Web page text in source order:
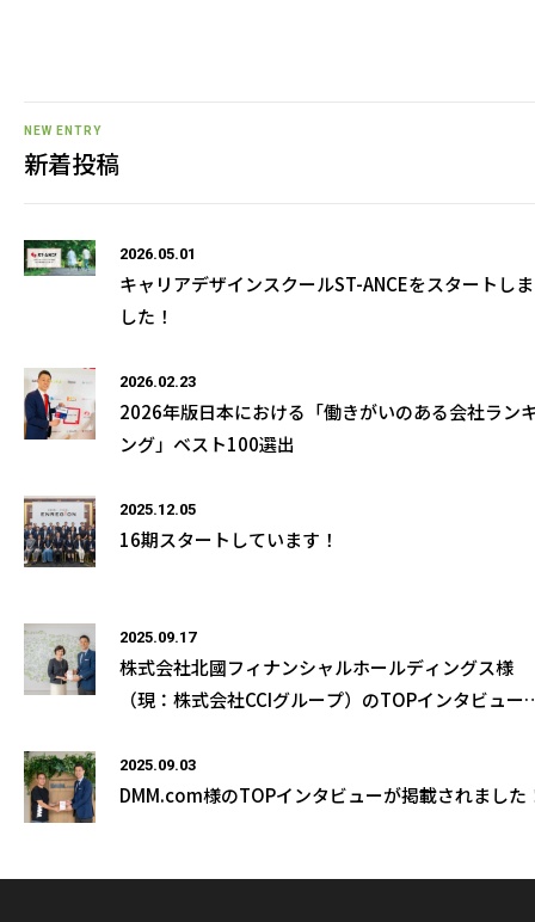
NEW ENTRY
新着投稿
2026.05.01
キャリアデザインスクールST-ANCEをスタートしま
した！
2026.02.23
2026年版日本における「働きがいのある会社ラン
ング」ベスト100選出
2025.12.05
16期スタートしています！
2025.09.17
株式会社北國フィナンシャルホールディングス様
（現：株式会社CCIグループ）のTOPインタビュー
2025.09.03
DMM.com様のTOPインタビューが掲載されました